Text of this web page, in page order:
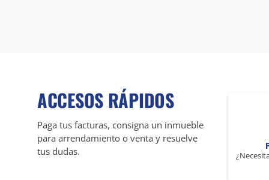
ACCESOS RÁPIDOS
Paga tus facturas, consigna un inmueble
para arrendamiento o venta y resuelve
tus dudas.